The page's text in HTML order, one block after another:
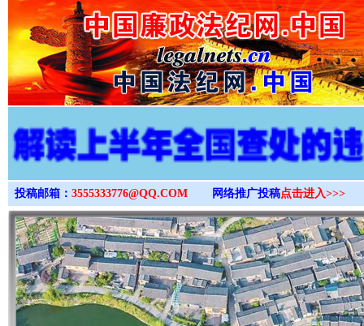
>
投稿邮箱： 3555333776@QQ.COM 网络推广投稿点击进入>>>